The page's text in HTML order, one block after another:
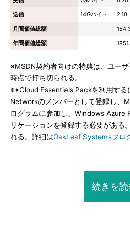
送信
14Gバイト 2.10
月間価値総額
年間価値総額
※MSDN契約者向けの特典は、ユー
時点で打ち切られる。
※※Cloud Essentials Packを利用す
Networkのメンバーとして登録し、
ログラムに参加し、Windows Azure
リケーションを登録する必要がある
れる。詳細はOakLeaf Systemsブロ
続きを読